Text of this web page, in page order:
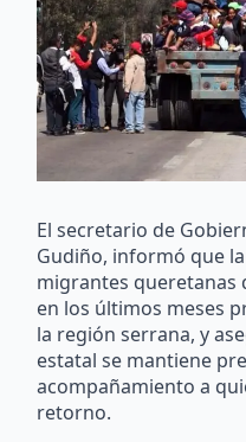
El secretario de
Gudiño, informó que
migrantes queretanas
en los últimos meses
la región serrana, y
estatal se mantiene
acompañamiento a
retorno.